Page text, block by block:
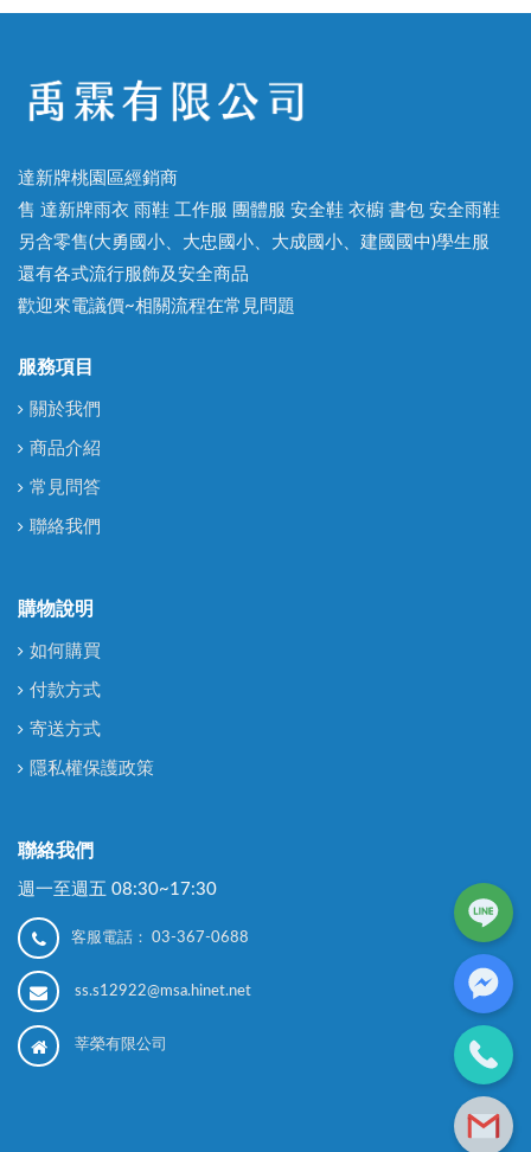
達新牌桃園區經銷商
售 達新牌雨衣 雨鞋 工作服 團體服 安全鞋 衣櫥 書包 安全雨鞋
另含零售(大勇國小、大忠國小、大成國小、建國國中)學生服
還有各式流行服飾及安全商品
歡迎來電議價~相關流程在常見問題
服務項目
關於我們
商品介紹
常見問答
聯絡我們
購物說明
如何購買
付款方式
寄送方式
隱私權保護政策
聯絡我們
週一至週五 08:30~17:30
客服電話： 03-367-0688
ss.s12922@msa.hinet.net
莘榮有限公司